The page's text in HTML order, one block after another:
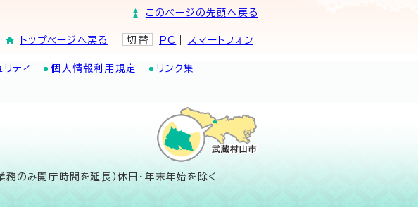
このページの先頭へ戻る
トップページへ戻る 切替 PC スマートフォン
ティ 個人情報利用規定 リンク集
のみ開庁時間を延長）休日・年末年始を除く